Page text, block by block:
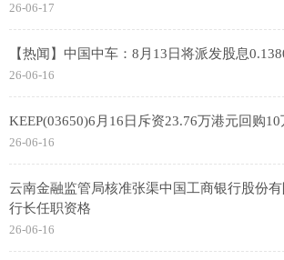
26-06-17
【热闻】中国中车：8月13日将派发股息
26-06-16
KEEP(03650)6月16日斥资23.76万港元回购10
26-06-16
云南金融监管局核准张渠中国工商银行股份
行长任职资格
26-06-16